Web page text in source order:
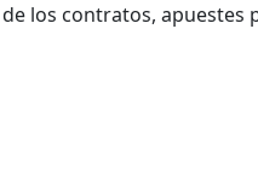
los contratos, apuestes